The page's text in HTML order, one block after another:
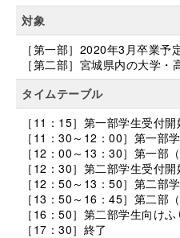
対象
［第一部］2020年3月卒業予
［第二部］宮城県内の大学
タイムテーブル
［11：15］第一部学生受付開
［11：30～12：00］第一部
［12：00～13：30］第一部
［12：30］第二部学生受付開
［12：50～13：50］第二部
［13：50～16：45］第二部
［16：50］第二部学生向けふ
［17：30］終了